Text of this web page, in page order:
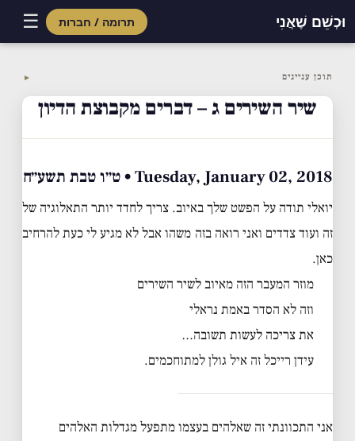
וּכְשֵׁם שֶׁאֲנִי תרומה / חברות ☰
content
תוכן עניינים ▼
שיר השירים ג – דברים מקבוצת הדיון
Tuesday, January 02, 2018 • ט״ו טבת תשע״ח
יואלי תודה על הפשט שלך באיוב. צריך לחדד יותר התאלוגיה של
זה ועוד צדדים ואני רואה בזה משהו אבל לא מגיע לי כעת להרחיב
כאן.
מוזר המעבר הזה מאיוב לשיר השירים
וזה לא הסדר באמת נראלי
את צריכה לעשות תשובה…
עידן רייכל זה איל גולן למתוחכמים.
אני התכוונתי זה שאלהים בעצמו מתפעל מגדלות האלהים